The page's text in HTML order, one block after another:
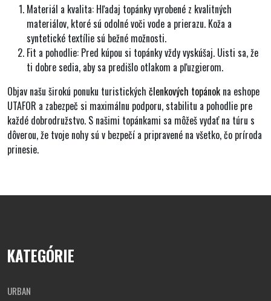
Materiál a kvalita: Hľadaj topánky vyrobené z kvalitných
materiálov, ktoré sú odolné voči vode a prierazu. Koža a
syntetické textílie sú bežné možnosti.
Fit a pohodlie: Pred kúpou si topánky vždy vyskúšaj. Uisti sa, že
ti dobre sedia, aby sa predišlo otlakom a pľuzgierom.
Objav našu širokú ponuku turistických členkových topánok na eshope
UTAFOR a zabezpeč si maximálnu podporu, stabilitu a pohodlie pre
každé dobrodružstvo. S našimi topánkami sa môžeš vydať na túru s
dôverou, že tvoje nohy sú v bezpečí a pripravené na všetko, čo príroda
prinesie.
KATEGÓRIE
URBAN